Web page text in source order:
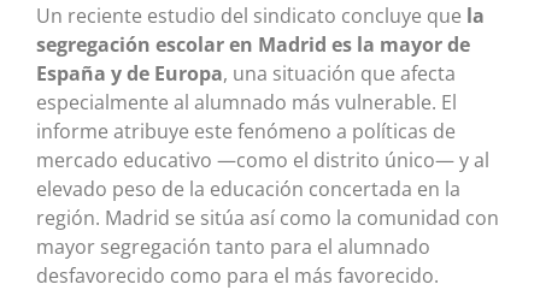
Un reciente estudio del sindicato concluye que la
segregación escolar en Madrid es la mayor de
España y de Europa, una situación que afecta
especialmente al alumnado más vulnerable. El
informe atribuye este fenómeno a políticas de
mercado educativo —como el distrito único— y al
elevado peso de la educación concertada en la
región. Madrid se sitúa así como la comunidad con
mayor segregación tanto para el alumnado
desfavorecido como para el más favorecido.